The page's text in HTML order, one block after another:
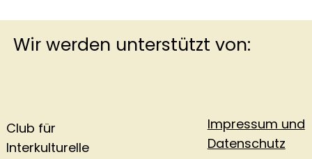
Wir werden unterstützt von:
Club für
Interkulturelle
Impressum und
Datenschutz